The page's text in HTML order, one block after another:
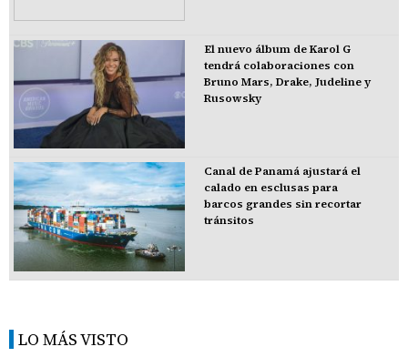
El nuevo álbum de Karol G
tendrá colaboraciones con
Bruno Mars, Drake, Judeline y
Rusowsky
Canal de Panamá ajustará el
calado en esclusas para
barcos grandes sin recortar
tránsitos
LO MÁS VISTO